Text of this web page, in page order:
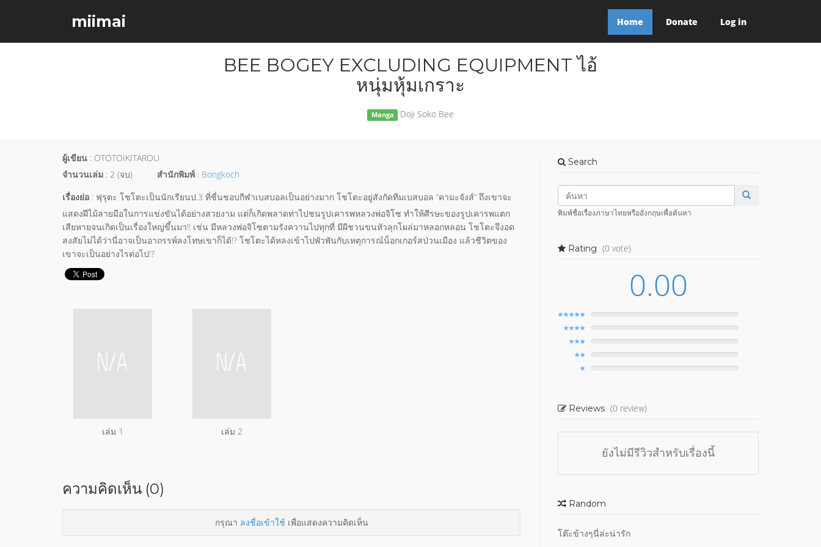
miimai Home Donate Log in
BEE BOGEY EXCLUDING EQUIPMENT ไอ้
หนุ่มหุ้มเกราะ
Manga Doji Soko Bee
ผู้เขียน : OTOTOIKITAROU
จำนวนเล่ม : 2 (จบ) สำนักพิมพ์ : Bongkoch
เรื่องย่อ : ฟุรุตะ โชโตะเป็นนักเรียนป.3 ที่ชื่นชอบกีฬาเบสบอลเป็นอย่างมาก โชโตะอยู่สังกัดทีมเบสบอล “คามะจังส์” ถึงเขาจะ
แสดงฝีไม้ลายมือในการแข่งขันได้อย่างสวยงาม แต่ก็เกิดพลาดท่าไปชนรูปเคารพหลวงพ่อจิโซ ทำให้ศีรษะของรูปเคารพแตก
เสียหายจนเกิดเป็นเรื่องใหญ่ขึ้นมา!! เช่น มีหลวงพ่อจิโซตามรังควานไปทุกที่ มีผีชวนขนหัวลุกโผล่มาหลอกหลอน โชโตะจึงอด
สงสัยไม่ได้ว่านี่อาจเป็นอาถรรพ์ลงโทษเขาก็ได้!? โชโตะได้หลงเข้าไปพัวพันกับเหตุการณ์น็อกเกอร์สป่วนเมือง แล้วชีวิตของ
เขาจะเป็นอย่างไรต่อไป!?
เล่ม 1 เล่ม 2
ความคิดเห็น (0)
กรุณา ลงชื่อเข้าใช้เพื่อแสดงความคิดเห็น
Search
พิมพ์ชื่อเรื่องภาษาไทยหรืออังกฤษเพื่อค้นหา
Rating (0 vote)
0.00
Reviews (0 review)
ยังไม่มีรีวิวสำหรับเรื่องนี้
Random
โต๊ะข้างๆนี่ล่ะน่ารัก